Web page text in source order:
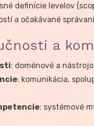
definície levelov
a očakávané
a
: doménové a
: komunikácia,
: systémové